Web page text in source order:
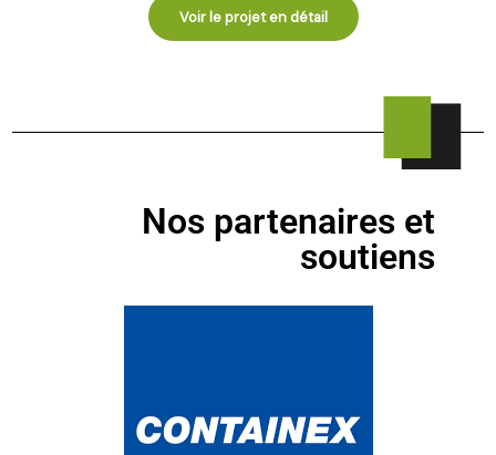
Voir le projet en détail
Nos partenaires et
soutiens